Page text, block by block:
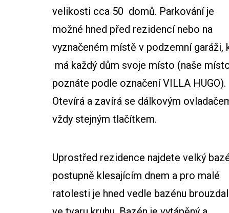
velikosti cca 50 domů. Parkování je
možné hned před rezidencí nebo na
vyznačeném místě v podzemní garáži,
má každý dům svoje místo (naše
poznáte podle označení VILLA HUGO).
Otevírá a zavírá se dálkovým
vždy stejným tlačítkem.
Uprostřed rezidence najdete velký
postupně klesajícím dnem a pro malé
ratolesti je hned vedle bazénu